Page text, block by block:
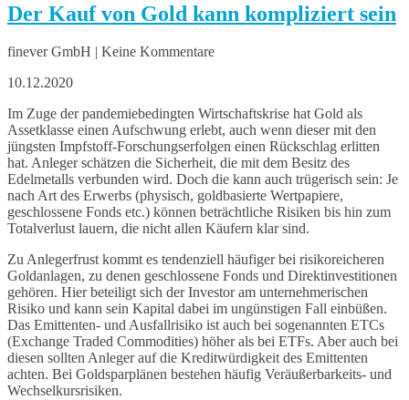
Der Kauf von Gold kann kompliziert sein
finever GmbH | Keine Kommentare
10.12.2020
Im Zuge der pandemiebedingten Wirtschaftskrise hat Gold als
Assetklasse einen Aufschwung erlebt, auch wenn dieser mit den
jüngsten Impfstoff-Forschungserfolgen einen Rückschlag erlitten
hat. Anleger schätzen die Sicherheit, die mit dem Besitz des
Edelmetalls verbunden wird. Doch die kann auch trügerisch sein: Je
nach Art des Erwerbs (physisch, goldbasierte Wertpapiere,
geschlossene Fonds etc.) können beträchtliche Risiken bis hin zum
Totalverlust lauern, die nicht allen Käufern klar sind.
Zu Anlegerfrust kommt es tendenziell häufiger bei risikoreicheren
Goldanlagen, zu denen geschlossene Fonds und Direktinvestitionen
gehören. Hier beteiligt sich der Investor am unternehmerischen
Risiko und kann sein Kapital dabei im ungünstigen Fall einbüßen.
Das Emittenten- und Ausfallrisiko ist auch bei sogenannten ETCs
(Exchange Traded Commodities) höher als bei ETFs. Aber auch bei
diesen sollten Anleger auf die Kreditwürdigkeit des Emittenten
achten. Bei Goldsparplänen bestehen häufig Veräußerbarkeits- und
Wechselkursrisiken.